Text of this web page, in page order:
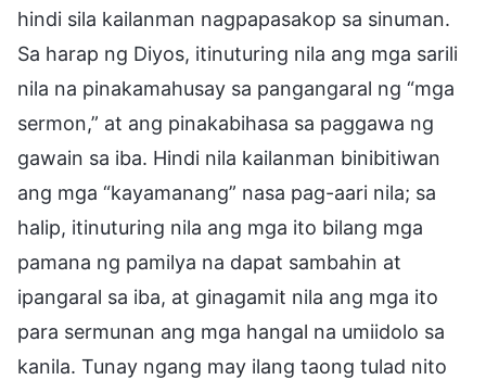
hindi sila kailanman nagpapasakop sa sinuman.
Sa harap ng Diyos, itinuturing nila ang mga sarili
nila na pinakamahusay sa pangangaral ng “mga
sermon,” at ang pinakabihasa sa paggawa ng
gawain sa iba. Hindi nila kailanman binibitiwan
ang mga “kayamanang” nasa pag-aari nila; sa
halip, itinuturing nila ang mga ito bilang mga
pamana ng pamilya na dapat sambahin at
ipangaral sa iba, at ginagamit nila ang mga ito
para sermunan ang mga hangal na umiidolo sa
kanila. Tunay ngang may ilang taong tulad nito